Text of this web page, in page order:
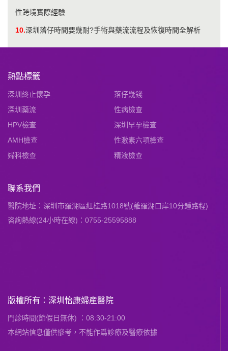
性跨境實際經驗
10.深圳落仔時間要幾耐?手術與藥流流程及恢復時間全解析
熱點標籤
深圳終止懷孕
落仔幾錢
深圳藥流
性病檢查
HPV檢查
深圳早孕檢查
AMH檢查
性激素六項檢查
婦科檢查
精液檢查
聯系我們
醫院地址：深圳市羅湖區紅桂路1018號(離羅湖口岸10分鍾路程)
咨詢熱線(24小時在線)：0755-25595888
版權所有：深圳怡康婦産醫院
門診時間(節假日無休) ：08:30-21:00
本網站信息僅供慘考，不能作爲診療及醫療依據